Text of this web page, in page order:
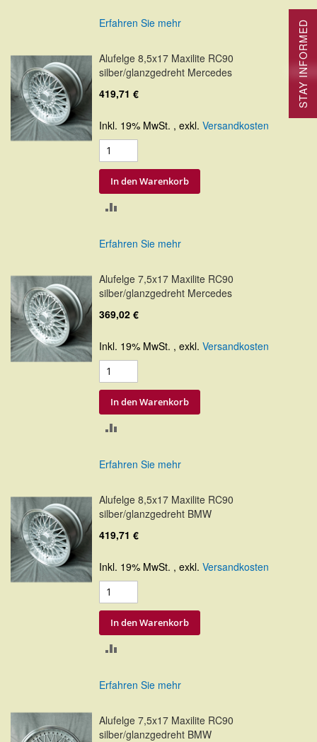
Erfahren Sie mehr
Alufelge 8,5x17 Maxilite RC90
silber/glanzgedreht Mercedes
419,71 €
Inkl. 19% MwSt. , exkl. Versandkosten
In den Warenkorb
Erfahren Sie mehr
Alufelge 7,5x17 Maxilite RC90
silber/glanzgedreht Mercedes
369,02 €
Inkl. 19% MwSt. , exkl. Versandkosten
In den Warenkorb
Erfahren Sie mehr
Alufelge 8,5x17 Maxilite RC90
silber/glanzgedreht BMW
419,71 €
Inkl. 19% MwSt. , exkl. Versandkosten
In den Warenkorb
Erfahren Sie mehr
Alufelge 7,5x17 Maxilite RC90
silber/glanzgedreht BMW
STAY INFORMED